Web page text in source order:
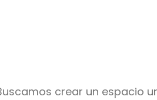
crear un espacio